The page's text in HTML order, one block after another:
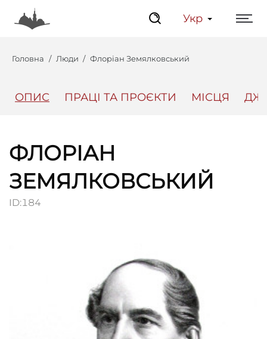
Укр
Головна Люди Флоріан Земялковський
ОПИС ПРАЦІ ТА ПРОЄКТИ МІСЦЯ
ФЛОРІАН
ЗЕМЯЛКОВСЬКИЙ
ID:184